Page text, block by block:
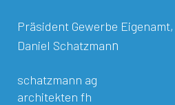
Präsident Gewerbe Eigenamt,
Daniel Schatzmann
schatzmann ag
architekten fh